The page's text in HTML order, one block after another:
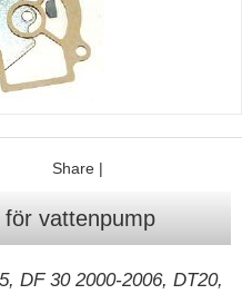
Share |
vattenpump
DF 30 2000-2006, DT20,